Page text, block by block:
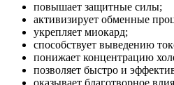
повышает защитные силы;
активизирует обменные
укрепляет миокард;
способствует выведению
понижает концентрацию
позволяет быстро и